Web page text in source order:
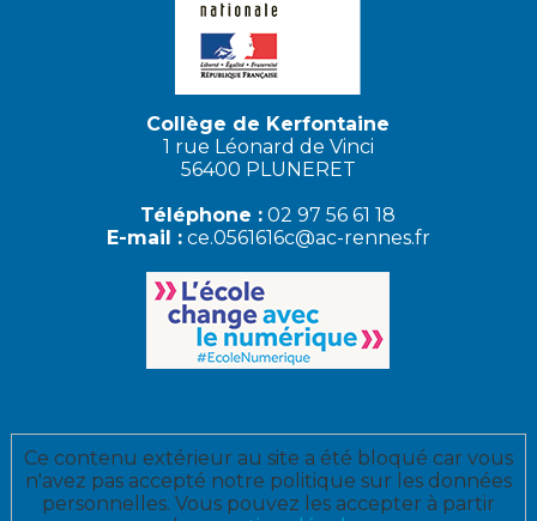
Collège de Kerfontaine
1 rue Léonard de Vinci
56400 PLUNERET
Téléphone : 02 97 56 61 18
E-mail : ce.0561616c@ac-rennes.fr
Ce contenu extérieur au site a été bloqué car vous
n'avez pas accepté notre politique sur les données
personnelles. Vous pouvez les accepter à partir